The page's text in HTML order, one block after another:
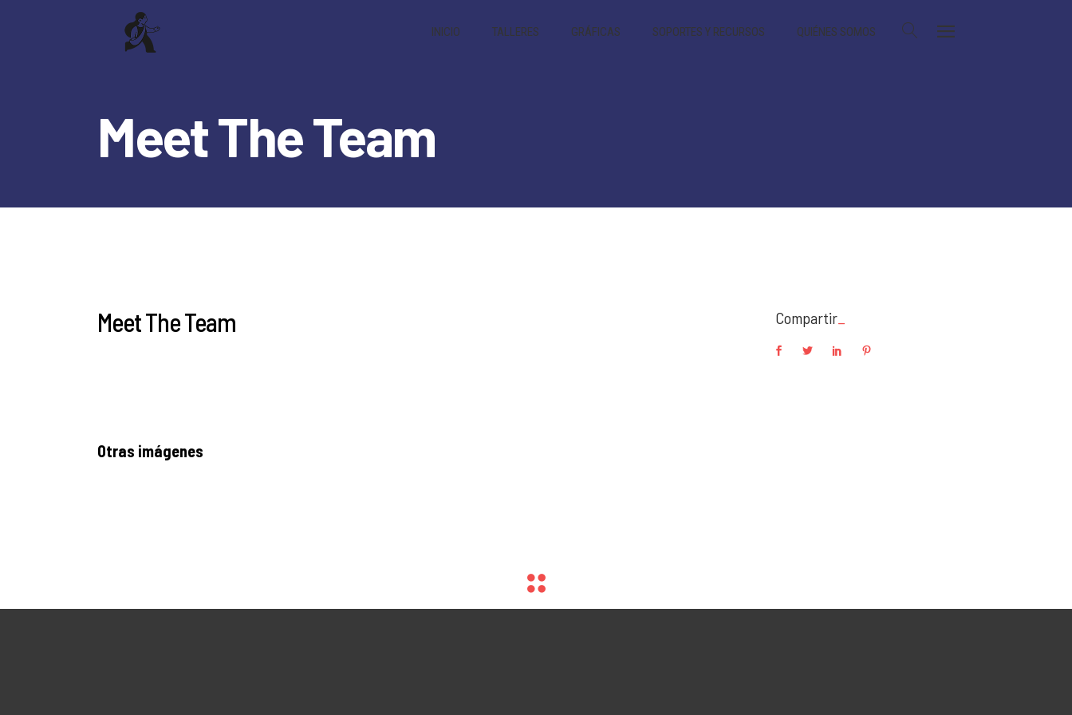
INICIO TALLERES GRÁFICAS SOPORTES Y RECURSOS QUIÉNES SOMOS
Meet The Team
Meet The Team Compartir
Otras imágenes